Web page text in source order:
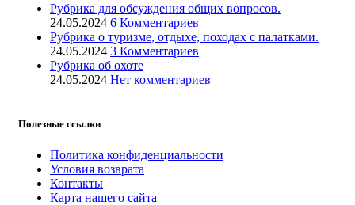
Рубрика для обсуждения общих вопросов.
24.05.2024 6 Комментариев
Рубрика о туризме, отдыхе, походах с палатками.
24.05.2024 3 Комментариев
Рубрика об охоте
24.05.2024 Нет комментариев
Полезные ссылки
Политика конфиденциальности
Условия возврата
Контакты
Карта нашего сайта